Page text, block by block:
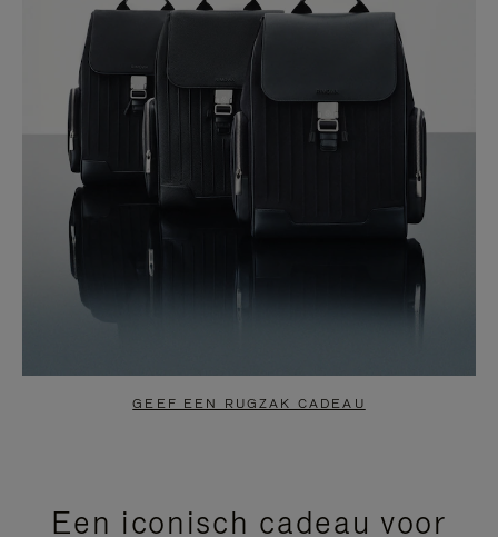
GEEF EEN RUGZAK CADEAU
Een iconisch cadeau voor